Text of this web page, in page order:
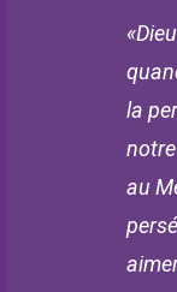
la
au